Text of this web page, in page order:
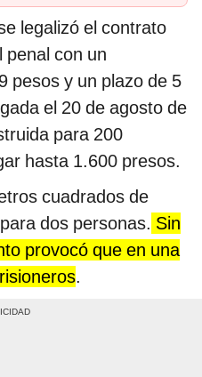
legalizó el contrato
penal con un
pesos y un plazo de 5
el 20 de agosto de
para 200
hasta 1.600 presos.
cuadrados de
dos personas. Sin
provocó que en una
.